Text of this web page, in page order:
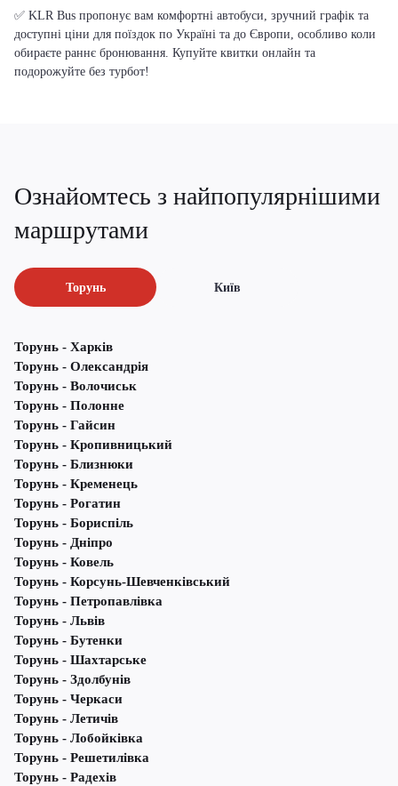
✅ KLR Bus пропонує вам комфортні автобуси, зручний графік та
доступні ціни для поїздок по Україні та до Європи, особливо коли
обираєте раннє бронювання. Купуйте квитки онлайн та
подорожуйте без турбот!
Ознайомтесь з найпопулярнішими
маршрутами
Торунь Київ
Торунь - Харків
Торунь - Олександрія
Торунь - Волочиськ
Торунь - Полонне
Торунь - Гайсин
Торунь - Кропивницький
Торунь - Близнюки
Торунь - Кременець
Торунь - Рогатин
Торунь - Бориспіль
Торунь - Дніпро
Торунь - Ковель
Торунь - Корсунь-Шевченківський
Торунь - Петропавлівка
Торунь - Львів
Торунь - Бутенки
Торунь - Шахтарське
Торунь - Здолбунів
Торунь - Черкаси
Торунь - Летичів
Торунь - Лобойківка
Торунь - Решетилівка
Торунь - Радехів